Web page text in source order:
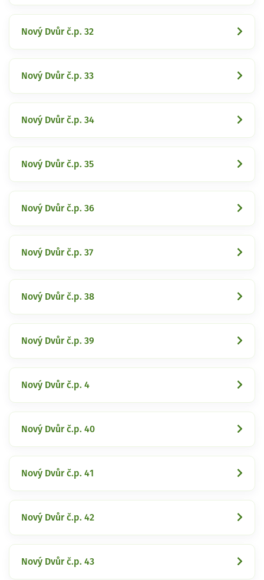
Nový Dvůr č.p. 32
Nový Dvůr č.p. 33
Nový Dvůr č.p. 34
Nový Dvůr č.p. 35
Nový Dvůr č.p. 36
Nový Dvůr č.p. 37
Nový Dvůr č.p. 38
Nový Dvůr č.p. 39
Nový Dvůr č.p. 4
Nový Dvůr č.p. 40
Nový Dvůr č.p. 41
Nový Dvůr č.p. 42
Nový Dvůr č.p. 43